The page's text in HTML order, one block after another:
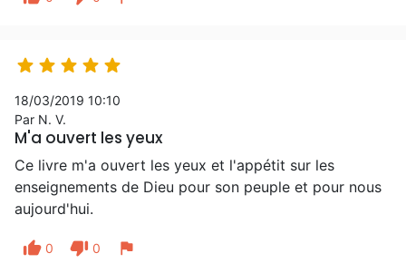
    
18/03/2019 10:10
Par N. V.
M'a ouvert les yeux
Ce livre m'a ouvert les yeux et l'appétit sur les
enseignements de Dieu pour son peuple et pour nous
aujourd'hui.
thumb_up 0 thumb_down 0 flag